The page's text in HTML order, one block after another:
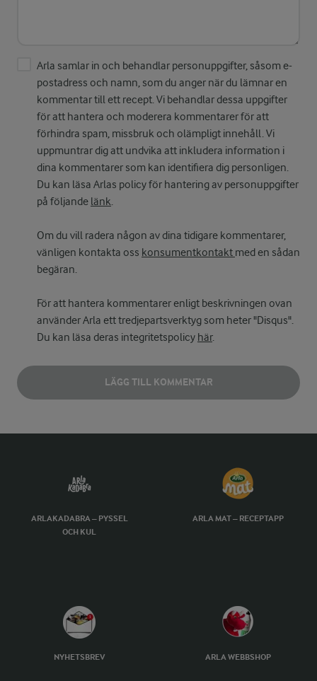
Arla samlar in och behandlar personuppgifter, såsom e-
postadress och namn, som du anger när du lämnar en
kommentar till ett recept. Vi behandlar dessa uppgifter
för att hantera och moderera kommentarer för att
förhindra spam, missbruk och olämpligt innehåll. Vi
uppmuntrar dig att undvika att inkludera information i
dina kommentarer som kan identifiera dig personligen.
Du kan läsa Arlas policy för hantering av personuppgifter
på följande länk.
Om du vill radera någon av dina tidigare kommentarer,
vänligen kontakta oss konsumentkontakt med en sådan
begäran.
För att hantera kommentarer enligt beskrivningen ovan
använder Arla ett tredjepartsverktyg som heter "Disqus".
Du kan läsa deras integritetspolicy här.
LÄGG TILL KOMMENTAR
ARLAKADABRA – PYSSEL
OCH KUL
ARLA MAT – RECEPTAPP
NYHETSBREV ARLA WEBBSHOP